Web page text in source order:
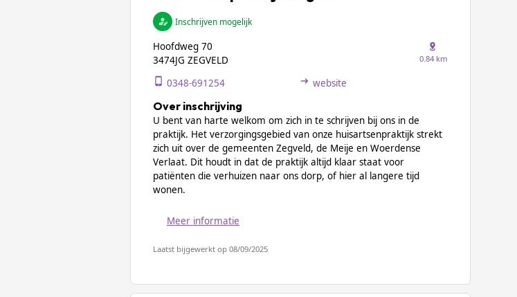
Inschrijven mogelijk
Hoofdweg 70
3474JG ZEGVELD
0.84 km
0348-691254 website
Over inschrijving
U bent van harte welkom om zich in te schrijven bij ons in de
praktijk. Het verzorgingsgebied van onze huisartsenpraktijk strekt
zich uit over de gemeenten Zegveld, de Meije en Woerdense
Verlaat. Dit houdt in dat de praktijk altijd klaar staat voor
patiënten die verhuizen naar ons dorp, of hier al langere tijd
wonen.
Meer informatie
Laatst bijgewerkt op 08/09/2025